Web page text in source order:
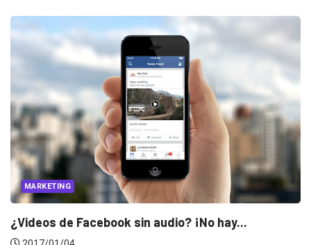
MULTIMEDIA PUBLICIDAD
Las realidades del actual panorama de los...